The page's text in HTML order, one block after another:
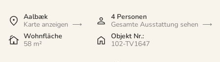
Aalbæk
Karte anzeigen
4 Personen
Gesamte Ausstattung sehen
Wohnfläche
58 m²
Objekt Nr.:
102-TV1647